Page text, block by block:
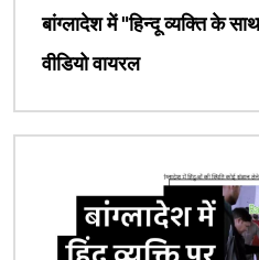
बांग्लादेश में "हिन्दू व्यक्ति के
वीडियो वायरल